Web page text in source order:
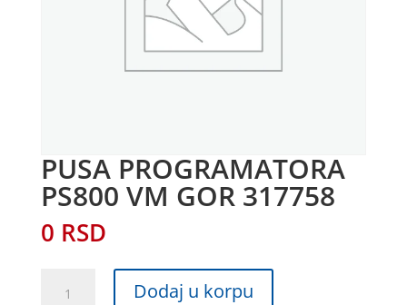
PUSA PROGRAMATORA
PS800 VM GOR 317758
0 RSD
PROGRAMATORADodaj u korpu